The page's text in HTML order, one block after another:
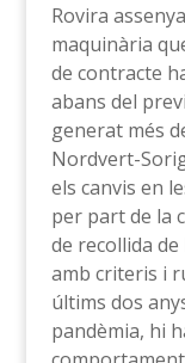
Rovira
maquinària
de contracte
abans del
generat més
Nordvert-
els canvis en
per part de la
de recollida
amb criteris i
últims dos
pandèmia, hi